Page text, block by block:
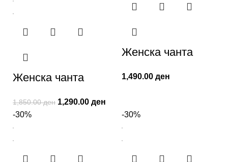
Женска чанта
1,850.00ден 1,290.00 ден
Женска чанта
1,490.00 ден
-30% -30%